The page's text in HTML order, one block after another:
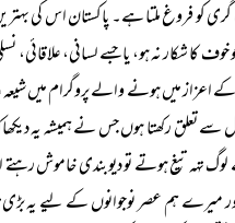
کو فروغ ملتا ہے۔ پاکستان اس کی
کا شکار نہ ہو، یا جسے لسانی، علاقائی،
کے اعزاز میں ہونے والے پروگرام
رکھتا ہوں جس نے ہمیشہ یہ
تہہ تیغ ہوتے تو دیوبندی خاموش رہتے
ہم عصر نوجوانوں کے لیے یہ بڑی